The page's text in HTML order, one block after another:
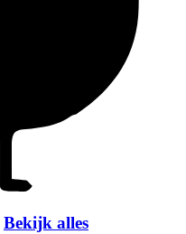
Bekijk alles